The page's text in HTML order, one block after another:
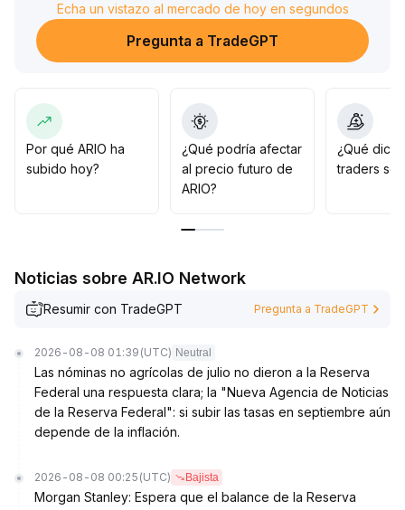
volumen de operaciones bajo y predominancia de
actitudes de espera en el mercado
Si posteriormente se produce una ruptura efectiva con
2,15~2,20 dólares), ARIO podría iniciar una nueva
etapa alcista; en caso contrario, si pierde el soporte del
rango inferior (zona de 1,95~2,00 dólares), se debe
estar atento al riesgo de una corrección mayor
Se sugiere a los inversores operar en el rango a corto
especial atención al impacto de eventos externos de
Echa un vistazo al mercado de hoy en segundos
Pregunta a TradeGPT
Por qué ARIO ha
subido hoy?
¿Qué podría afectar
al precio futuro de
ARIO?
¿Qué
traders
Noticias sobre AR.IO Network
Resumir con TradeGPT Pregunta a TradeGPT
2026-08-08 01:39 (UTC) Neutral
Las nóminas no agrícolas de julio no dieron a la Reserva
Federal una respuesta clara; la "Nueva Agencia de Noticias
de la Reserva Federal": si subir las tasas en septiembre aún
depende de la inflación.
2026-08-08 00:25 (UTC) Bajista
Morgan Stanley: Espera que el balance de la Reserva